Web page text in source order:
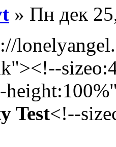
» Пн дек
Test<!--